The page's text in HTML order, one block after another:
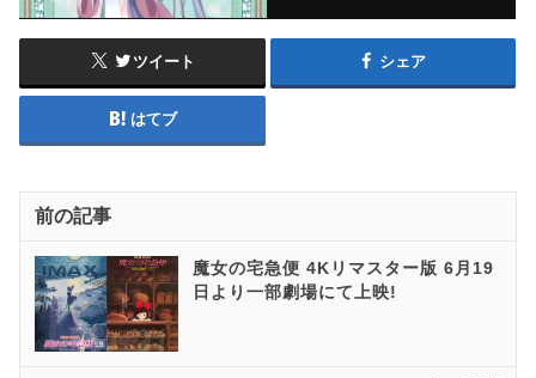
ツイート シェア
はてブ
前の記事
魔女の宅急便 4Kリマスター版 6月19
日より一部劇場にて上映!